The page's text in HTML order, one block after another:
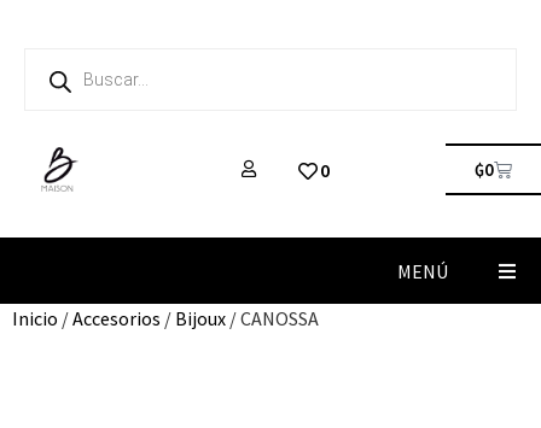
0 ₲0
MENÚ
Inicio /Accesorios / Bijoux / CANOSSA